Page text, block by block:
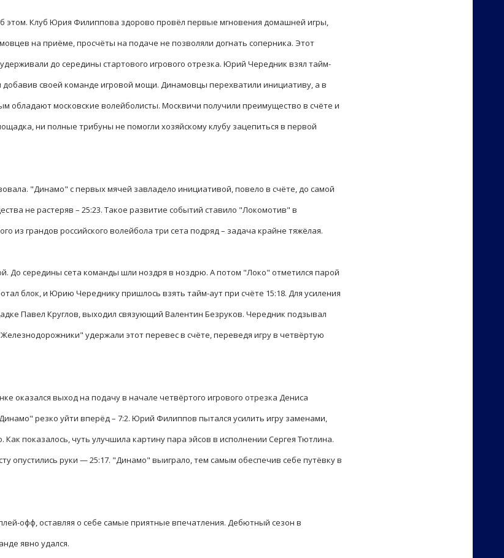
этом. Клуб Юрия Филиппова здорово провёл первые мгновения домашней игры,
на приёме, просчёты на подаче не позволяли догнать соперника. Этот
до середины стартового игрового отрезка. Юрий Чередник взял тайм-
добавив своей команде игровой мощи. Динамовцы перехватили инициативу, а в
обладают московские волейболисты. Москвичи получили преимущество в счёте и
ни полные трибуны не помогли хозяйскому клубу зацепиться в первой
"Динамо" с первых мячей завладело инициативой, повело в счёте, до самой
не растеряв – 25:23. Такое развитие событий ставило "Локомотив" в
из грандов российского волейбола три сета подряд – задача крайне тяжёлая.
До середины сета команды шли ноздря в ноздрю. А потом "Локо" отметился парой
блок, и Юрию Череднику пришлось взять тайм-аут при счёте 15:18. Для усиления
Павел Круглов, выходил связующий Валентин Безруков. Чередник подзывал
удержали этот перевес в счёте, переведя игру в четвёртую
оказался выход на подачу в начале четвёртого игрового отрезка Дениса
резко уйти вперёд – 7:2. Юрий Филиппов пытался усилить игру заменами,
показалось, чуть улучшила картину пара эйсов в исполнении Сергея Тютлина.
опустились руки — 25:17. "Динамо" выиграло, тем самым обеспечив себе путёвку в
офф, оставляя о себе самые приятные впечатления. Дебютный сезон в
явно удался.